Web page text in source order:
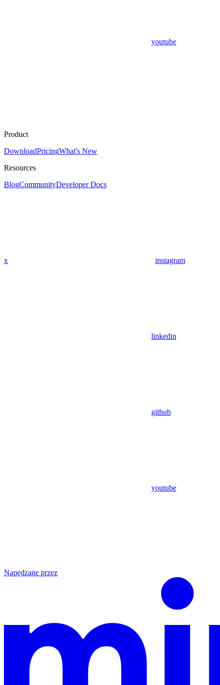
youtube
Product
DownloadPricingWhat's New
Resources
BlogCommunityDeveloper Docs
x instagram
linkedin
github
youtube
Napędzane przez